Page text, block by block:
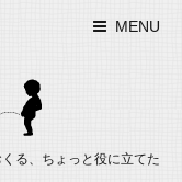
MENU
る、ちょっと役に立てた